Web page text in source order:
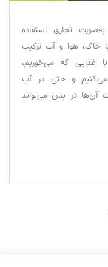
تجاری استفاده
خاک، هوا و آب ترکیب
غذایی که می‌خوریم،
می‌کنیم و حتی در آب
آن‌ها در بدن می‌تواند